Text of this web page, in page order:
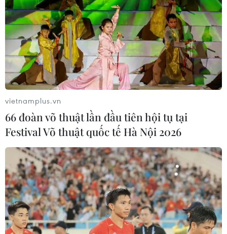
TIN CÙNG CHUYÊN MỤC
Cơ cấu lại vốn nhà nước tại doanh
nghiệp gắn với mục tiêu tăng trưởng
hai con số
07/08/2026 13:16
Bộ Tài chính: Thống nhất bốn
Chương trình mục tiêu quốc gia
thành một tổng thể
vietnamplus.vn
66 đoàn võ thuật lần đầu tiên hội tụ tại
Festival Võ thuật quốc tế Hà Nội 2026